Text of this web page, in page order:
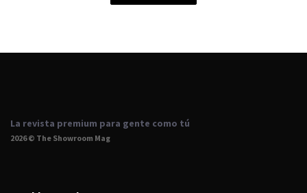
La revista premium para gente como tú
2026 © The Showroom Mag